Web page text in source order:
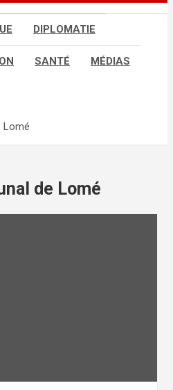
DIPLOMATIE
SANTÉ MÉDIAS
Lomé
de Lomé